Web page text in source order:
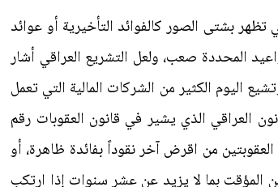
تظهر بشتى الصور كالفوائد التأخيرية أو عوائد
المحددة صعب، ولعل التشريع العراقي أشار
العراقي رقم (40) لسنة 1951 بالمادة (172) إلى جواز الفوائد لغاية (7%) وتشيع اليوم الكثير من الشركات المالية التي تعمل
العراقي الذي يشير في قانون العقوبات رقم
بإحدى هاتين العقوبتين من اقرض آخر نقوداً بفائدة ظاهرة، أو
المؤقت بما لا يزيد عن عشر سنوات إذا ارتكب